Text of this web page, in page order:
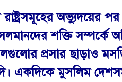
রাষ্ট্রসমূহের
শক্তি
প্রসার ছাড়াও
একদিকে মুসলিম